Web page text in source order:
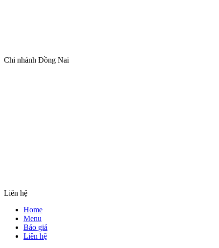
Chi nhánh Đồng Nai
Liên hệ
Home
Menu
Báo giá
Liên hệ